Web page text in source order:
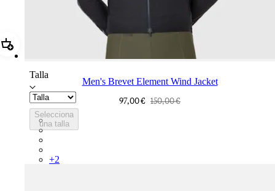
Añadir Men's Brevet Element Wind Jacket
Talla
Selecciona
una talla
Men's Brevet Element Wind Jacket
97,00 € 150,00 €
BUS01XXAGR
BUS01XXAIV
+2